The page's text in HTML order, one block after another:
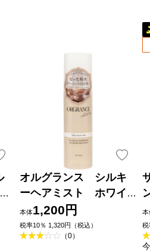
オルグランス シルキ
ーヘアミスト ホワイ
トティーの香り １００
ｍｌ 黒ばら本舗
本体1,200円
税率10％ 1,320円（税込）
（0）
本
税